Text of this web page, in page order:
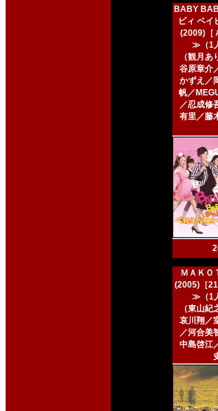
BABY
ビィ ベイ
(2009)［
≫（1
（観月あ
谷原章介
かずえ／
帆／
／忍成修
有里／藤
ＭＡＫＯ
(2005)［
≫（1
（東山紀
哀川翔／
／河合美
中島啓江